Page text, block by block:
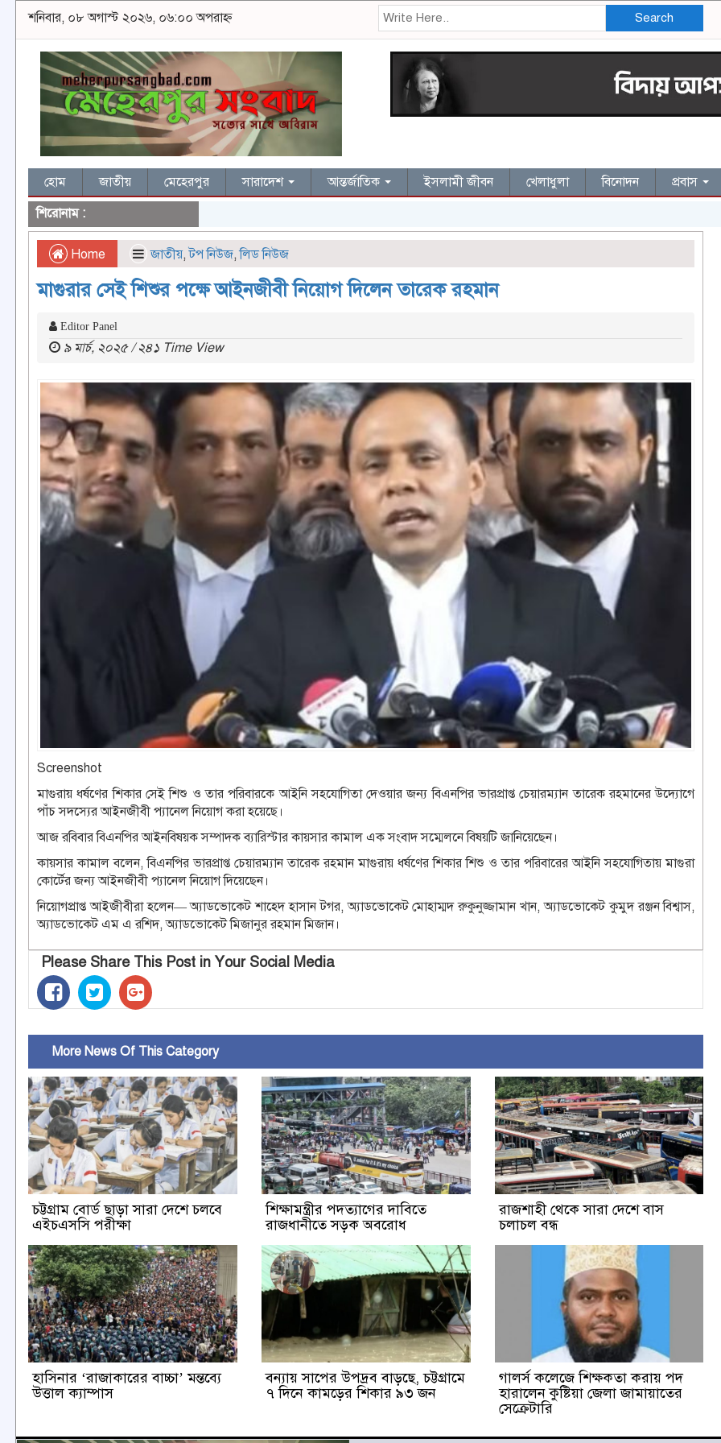
শনিবার, ০৮ অগাস্ট ২০২৬, ০৬:০০ অপরাহ্ন Search
হোম জাতীয় মেহেরপুর সারাদেশ আন্তর্জাতিক ইসলামী জীবন খেলাধুলা বিনোদন প্রবাস
শিরোনাম :
Home জাতীয়,টপ নিউজ,লিড নিউজ
মাগুরার সেই শিশুর পক্ষে আইনজীবী নিয়োগ দিলেন তারেক রহমান
Editor Panel
৯ মার্চ, ২০২৫ / ২৪১ Time View
Screenshot
মাগুরায় ধর্ষণের শিকার সেই শিশু ও তার পরিবারকে আইনি সহযোগিতা দেওয়ার জন্য বিএনপির ভারপ্রাপ্ত চেয়ারম্যান তারেক রহমানের উদ্যোগে
পাঁচ সদস্যের আইনজীবী প্যানেল নিয়োগ করা হয়েছে।
আজ রবিবার বিএনপির আইনবিষয়ক সম্পাদক ব্যারিস্টার কায়সার কামাল এক সংবাদ সম্মেলনে বিষয়টি জানিয়েছেন।
কায়সার কামাল বলেন, বিএনপির ভারপ্রাপ্ত চেয়ারম্যান তারেক রহমান মাগুরায় ধর্ষণের শিকার শিশু ও তার পরিবারের আইনি সহযোগিতায় মাগুরা
কোর্টের জন্য আইনজীবী প্যানেল নিয়োগ দিয়েছেন।
নিয়োগপ্রাপ্ত আইজীবীরা হলেন— অ্যাডভোকেট শাহেদ হাসান টগর, অ্যাডভোকেট মোহাম্মদ রুকুনুজ্জামান খান, অ্যাডভোকেট কুমুদ রঞ্জন বিশ্বাস,
অ্যাডভোকেট এম এ রশিদ, অ্যাডভোকেট মিজানুর রহমান মিজান।
Please Share This Post in Your Social Media
More News Of This Category
চট্টগ্রাম বোর্ড ছাড়া সারা দেশে চলবে
এইচএসসি পরীক্ষা
শিক্ষামন্ত্রীর পদত্যাগের দাবিতে
রাজধানীতে সড়ক অবরোধ
রাজশাহী থেকে সারা দেশে বাস
চলাচল বন্ধ
হাসিনার ‘রাজাকারের বাচ্চা’ মন্তব্যে
উত্তাল ক্যাম্পাস
বন্যায় সাপের উপদ্রব বাড়ছে, চট্টগ্রামে
৭ দিনে কামড়ের শিকার ৯৩ জন
গালর্স কলেজে শিক্ষকতা করায় পদ
হারালেন কুষ্টিয়া জেলা জামায়াতের
সেক্রেটারি